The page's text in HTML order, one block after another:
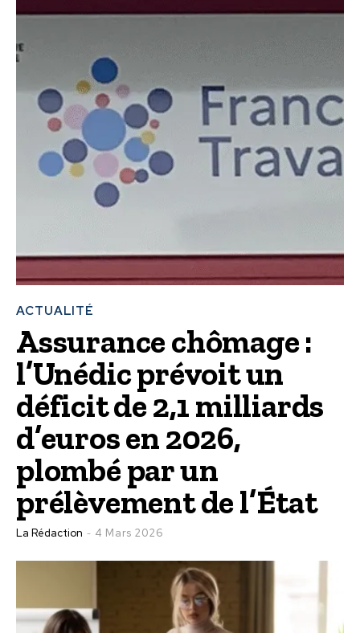
ACTUALITÉ
Assurance chômage :
l’Unédic prévoit un
déficit de 2,1 milliards
d’euros en 2026,
plombé par un
prélèvement de l’État
La Rédaction - 4 Mars 2026